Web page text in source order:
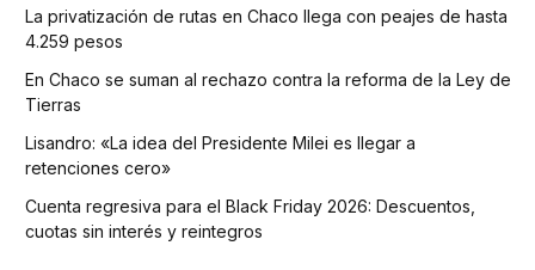
La privatización de rutas en Chaco llega con peajes de hasta
4.259 pesos
En Chaco se suman al rechazo contra la reforma de la Ley de
Tierras
Lisandro: «La idea del Presidente Milei es llegar a
retenciones cero»
Cuenta regresiva para el Black Friday 2026: Descuentos,
cuotas sin interés y reintegros